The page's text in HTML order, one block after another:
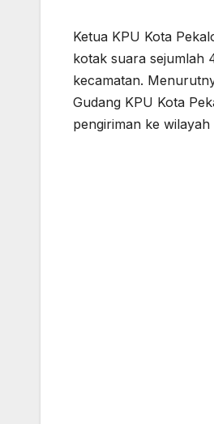
Ketua KPU Kota
kotak suara sejumlah
kecamatan.
Gudang KPU Kota
pengiriman ke